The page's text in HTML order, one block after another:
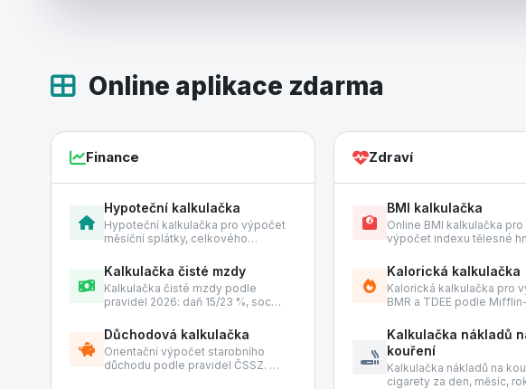
Online aplikace zdarma
Finance
Hypoteční kalkulačka
Hypoteční kalkulačka pro výpočet
měsíční splátky, celkového…
Kalkulačka čisté mzdy
Kalkulačka čisté mzdy podle
pravidel 2026: daň 15/23 %, soc…
Důchodová kalkulačka
Orientační výpočet starobního
důchodu podle pravidel ČSSZ. …
Zdraví
BMI kalkulačka
Online BMI kalkulačka
výpočet indexu tělesné
Kalorická kalkulačka
Kalorická kalkulačka pro
BMR a TDEE podle
Kalkulačka nákladů
kouření
Kalkulačka nákladů na
cigarety za den, měsíc,